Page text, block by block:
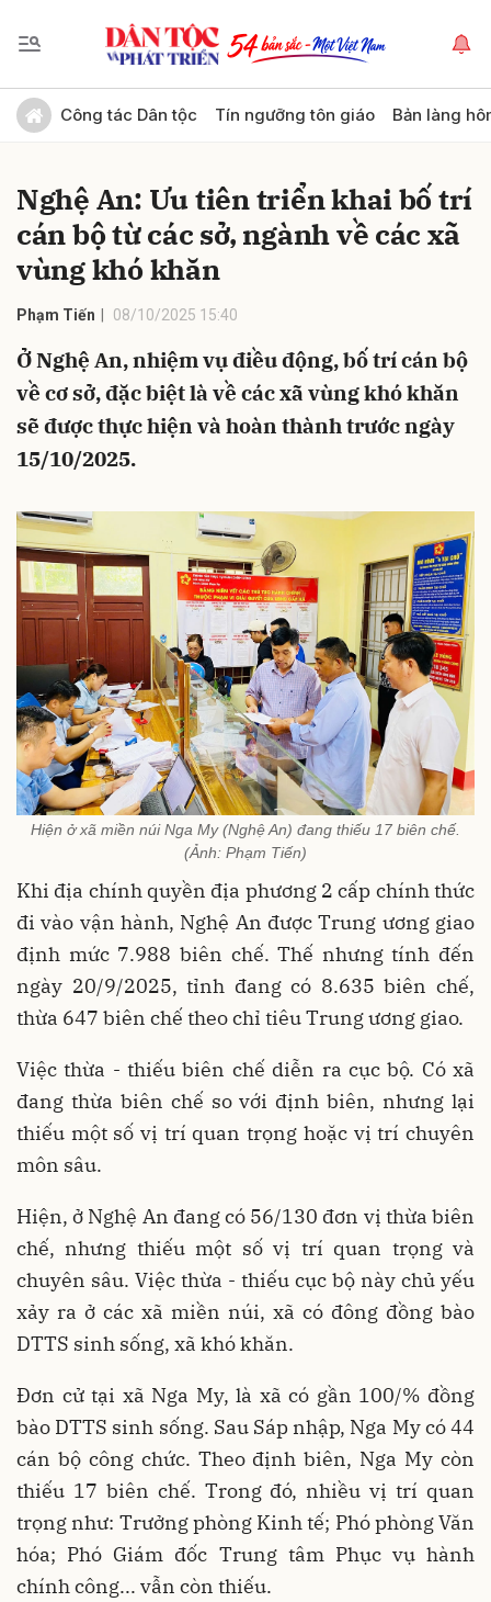
Công tác Dân tộc Tín ngưỡng tôn giáo Bản làng
Nghệ An: Ưu tiên triển khai bố trí
cán bộ từ các sở, ngành về các xã
vùng khó khăn
Phạm Tiến 08/10/2025 15:40
Ở Nghệ An, nhiệm vụ điều động, bố trí cán bộ
về cơ sở, đặc biệt là về các xã vùng khó khăn
sẽ được thực hiện và hoàn thành trước ngày
15/10/2025.
Hiện ở xã miền núi Nga My (Nghệ An) đang thiếu 17 biên chế.
(Ảnh: Phạm Tiến)
Khi địa chính quyền địa phương 2 cấp chính thức
đi vào vận hành, Nghệ An được Trung ương giao
định mức 7.988 biên chế. Thế nhưng tính đến
ngày 20/9/2025, tỉnh đang có 8.635 biên chế,
thừa 647 biên chế theo chỉ tiêu Trung ương giao.
Việc thừa - thiếu biên chế diễn ra cục bộ. Có xã
đang thừa biên chế so với định biên, nhưng lại
thiếu một số vị trí quan trọng hoặc vị trí chuyên
môn sâu.
Hiện, ở Nghệ An đang có 56/130 đơn vị thừa biên
chế, nhưng thiếu một số vị trí quan trọng và
chuyên sâu. Việc thừa - thiếu cục bộ này chủ yếu
xảy ra ở các xã miền núi, xã có đông đồng bào
DTTS sinh sống, xã khó khăn.
Đơn cử tại xã Nga My, là xã có gần 100/% đồng
bào DTTS sinh sống. Sau Sáp nhập, Nga My có 44
cán bộ công chức. Theo định biên, Nga My còn
thiếu 17 biên chế. Trong đó, nhiều vị trí quan
trọng như: Trưởng phòng Kinh tế; Phó phòng Văn
hóa; Phó Giám đốc Trung tâm Phục vụ hành
chính công... vẫn còn thiếu.
Gửi bình luận